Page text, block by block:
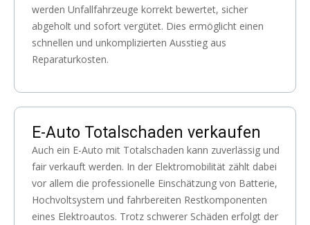
werden Unfallfahrzeuge korrekt bewertet, sicher
abgeholt und sofort vergütet. Dies ermöglicht einen
schnellen und unkomplizierten Ausstieg aus
Reparaturkosten.
E-Auto Totalschaden verkaufen
Auch ein E-Auto mit Totalschaden kann zuverlässig und
fair verkauft werden. In der Elektromobilität zählt dabei
vor allem die professionelle Einschätzung von Batterie,
Hochvoltsystem und fahrbereiten Restkomponenten
eines Elektroautos. Trotz schwerer Schäden erfolgt der